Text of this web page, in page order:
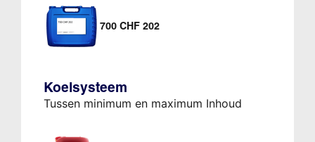
700 CHF 202
Koelsysteem
Tussen minimum en maximum Inhoud